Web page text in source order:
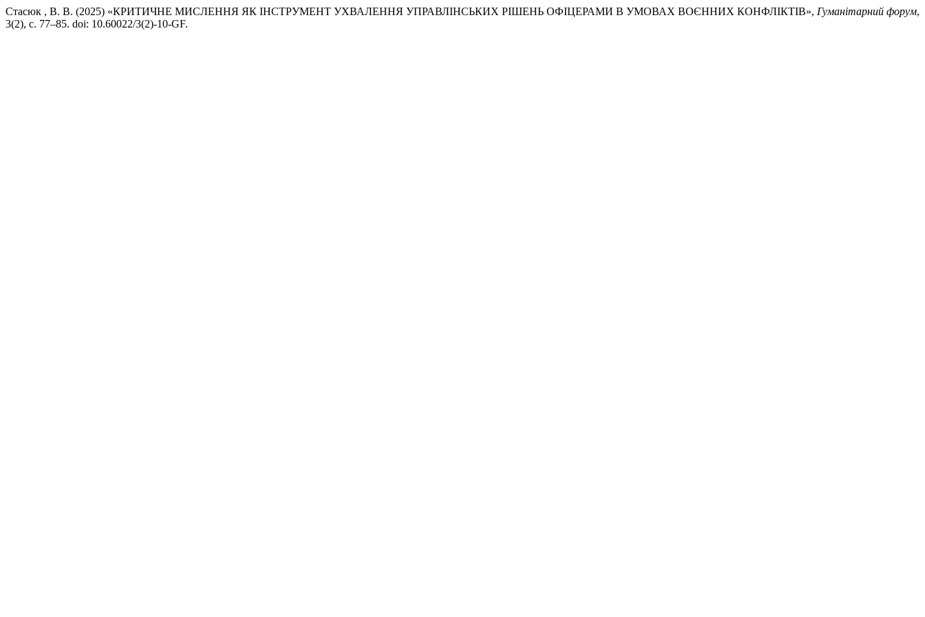
Стасюк , В. В. (2025) «КРИТИЧНЕ МИСЛЕННЯ ЯК ІНСТРУМЕНТ УХВАЛЕННЯ УПРАВЛІНСЬКИХ РІШЕНЬ ОФІЦЕРАМИ В УМОВАХ ВОЄННИХ КОНФЛІКТІВ», Гуманітарний форум,
3(2), с. 77–85. doi: 10.60022/3(2)-10-GF.